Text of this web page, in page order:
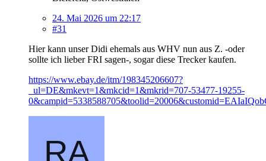
24. Mai 2026 um 22:17
#31
Hier kann unser Didi ehemals aus WHV nun aus Z. -oder
sollte ich lieber FRI sagen-, sogar diese Trecker kaufen.
https://www.ebay.de/itm/198345206607?
_ul=DE&mkevt=1&mkcid=1&mkrid=707-53477-19255-